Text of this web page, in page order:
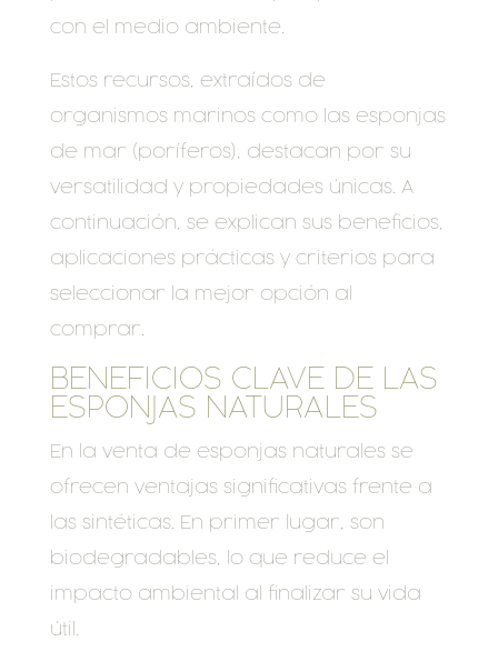
con el medio ambiente.
Estos recursos, extraídos de
organismos marinos como las esponjas
de mar (poríferos), destacan por su
versatilidad y propiedades únicas. A
continuación, se explican sus beneficios,
aplicaciones prácticas y criterios para
seleccionar la mejor opción al
comprar.
BENEFICIOS CLAVE DE LAS
ESPONJAS NATURALES
En la venta de esponjas naturales se
ofrecen ventajas significativas frente a
las sintéticas. En primer lugar, son
biodegradables, lo que reduce el
impacto ambiental al finalizar su vida
útil.